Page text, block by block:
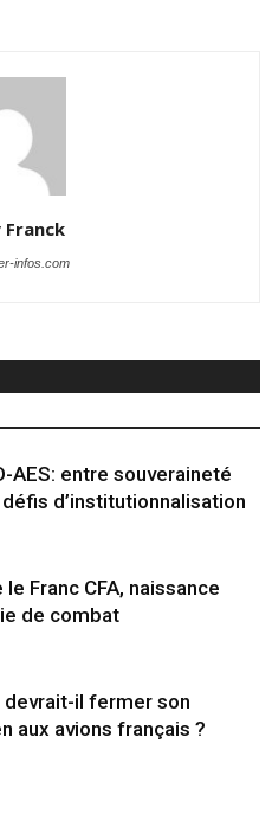
Franck
infos.com
AES: entre souveraineté
d’institutionnalisation
le Franc CFA, naissance
de combat
devrait-il fermer son
aux avions français ?